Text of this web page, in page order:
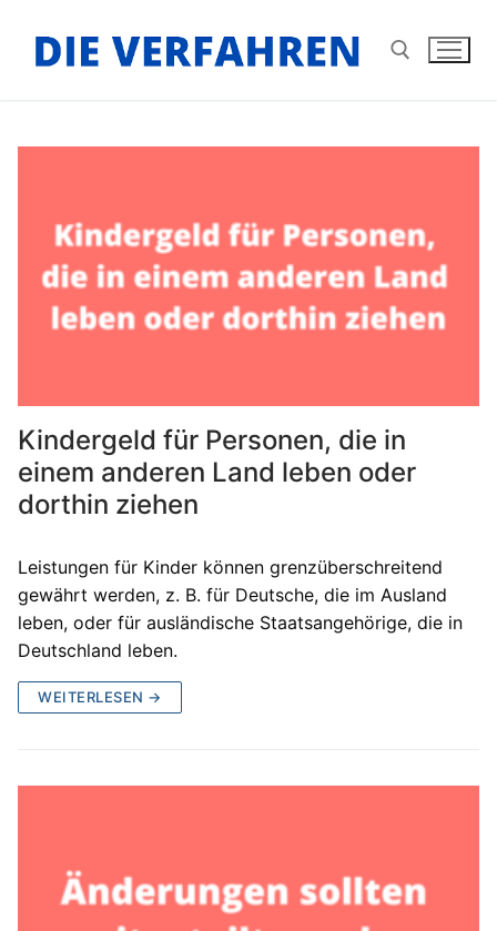
Inhalt
springen
Suchen nach:
Kindergeld für Personen, die in
einem anderen Land leben oder
dorthin ziehen
Leistungen für Kinder können grenzüberschreitend
gewährt werden, z. B. für Deutsche, die im Ausland
leben, oder für ausländische Staatsangehörige, die in
Deutschland leben.
WEITERLESEN →